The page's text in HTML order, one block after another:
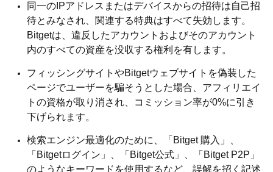
同一のIPアドレスまたはデバイスからの招待は自己招
待とみなされ、関連する特典はすべて失効します。
Bitgetは、違反したアカウントおよびそのアカウント
内のすべての資産を没収する権利を有します。
フィッシングサイトやBitgetウェブサイトを偽装した
ページでユーザーを騙そうとした場合、アフィリエイ
トの資格が取り消され、コミッション率が0%に引き
下げられます。
検索エンジン最適化のために、「Bitget 購入」、
「Bitgetログイン」、「Bitget公式」、「Bitget P2P」
のようなキーワードを使用するなど、誤解を招く記述